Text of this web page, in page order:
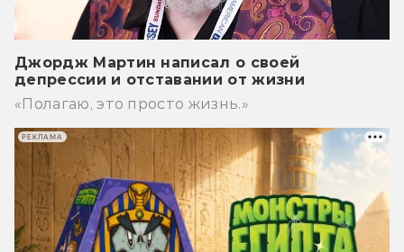
Джордж Мартин написал о своей
депрессии и отставании от жизни
«Полагаю, это просто жизнь.»
РЕКЛАМА